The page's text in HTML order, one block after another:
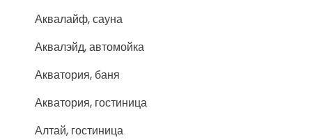
Аквалайф, сауна
Аквалэйд, автомойка
Акватория, баня
Акватория, гостиница
Алтай, гостиница